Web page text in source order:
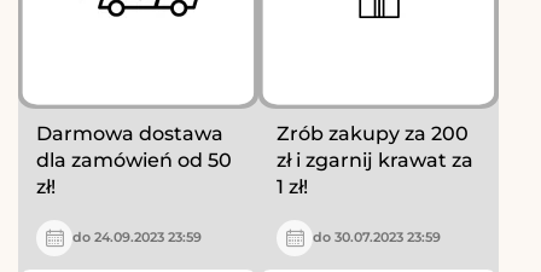
Darmowa dostawa
dla zamówień od 50
zł!
do 24.09.2023 23:59
Zrób zakupy za 200
zł i zgarnij krawat za
1 zł!
do 30.07.2023 23:59